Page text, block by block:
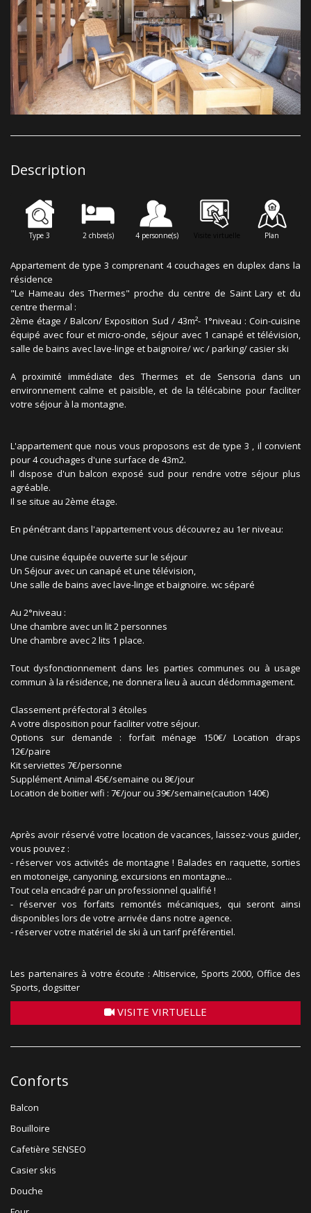
Description
Type 3 2 chbre(s) 4 personne(s) Visite virtuelle Plan
Appartement de type 3 comprenant 4 couchages en duplex dans la
résidence
"Le Hameau des Thermes" proche du centre de Saint Lary et du
centre thermal :
2ème étage / Balcon/ Exposition Sud / 43m²- 1°niveau : Coin-cuisine
équipé avec four et micro-onde, séjour avec 1 canapé et télévision,
salle de bains avec lave-linge et baignoire/ wc / parking/ casier ski
A proximité immédiate des Thermes et de Sensoria dans un
environnement calme et paisible, et de la télécabine pour faciliter
votre séjour à la montagne.
L'appartement que nous vous proposons est de type 3 , il convient
pour 4 couchages d'une surface de 43m2.
Il dispose d'un balcon exposé sud pour rendre votre séjour plus
agréable.
Il se situe au 2ème étage.
En pénétrant dans l'appartement vous découvrez au 1er niveau:
Une cuisine équipée ouverte sur le séjour
Un Séjour avec un canapé et une télévision,
Une salle de bains avec lave-linge et baignoire. wc séparé
Au 2°niveau :
Une chambre avec un lit 2 personnes
Une chambre avec 2 lits 1 place.
Tout dysfonctionnement dans les parties communes ou à usage
commun à la résidence, ne donnera lieu à aucun dédommagement.
Classement préfectoral 3 étoiles
A votre disposition pour faciliter votre séjour.
Options sur demande : forfait ménage 150€/ Location draps
12€/paire
Kit serviettes 7€/personne
Supplément Animal 45€/semaine ou 8€/jour
Location de boitier wifi : 7€/jour ou 39€/semaine(caution 140€)
Après avoir réservé votre location de vacances, laissez-vous guider,
vous pouvez :
- réserver vos activités de montagne ! Balades en raquette, sorties
en motoneige, canyoning, excursions en montagne...
Tout cela encadré par un professionnel qualifié !
- réserver vos forfaits remontés mécaniques, qui seront ainsi
disponibles lors de votre arrivée dans notre agence.
- réserver votre matériel de ski à un tarif préférentiel.
Les partenaires à votre écoute : Altiservice, Sports 2000, Office des
Sports, dogsitter
VISITE VIRTUELLE
Conforts
Balcon
Bouilloire
Cafetière SENSEO
Casier skis
Douche